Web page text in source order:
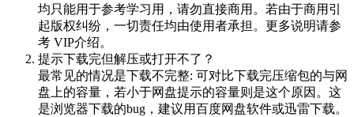
均只能用于参考学习用，请勿直接商用。若由于商用引
起版权纠纷，一切责任均由使用者承担。更多说明请参
考 VIP介绍。
提示下载完但解压或打开不了？
最常见的情况是下载不完整: 可对比下载完压缩包的与网
盘上的容量，若小于网盘提示的容量则是这个原因。这
是浏览器下载的bug，建议用百度网盘软件或迅雷下载。